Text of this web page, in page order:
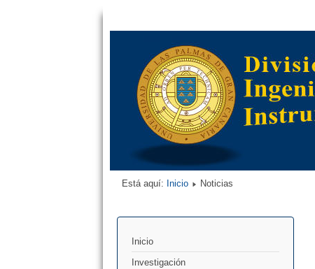
Está aquí: Inicio Noticias
Inicio
Investigación